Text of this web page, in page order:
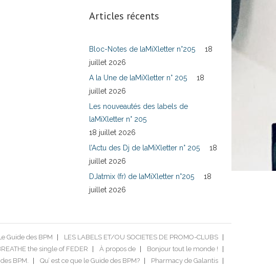
Articles récents
Bloc-Notes de laMiXletter n°205
18
juillet 2026
A la Une de laMiXletter n° 205
18
juillet 2026
Les nouveautés des labels de
laMiXletter n° 205
18 juillet 2026
l’Actu des Dj de laMiXletter n° 205
18
juillet 2026
DJatmix (fr) de laMiXletter n°205
18
juillet 2026
Guide des BPM
LES LABELS ET/OU SOCIETES DE PROMO-CLUBS
the single of FEDER À propos de
Bonjour tout le monde !
BPM. Qu’ est ce que le Guide des BPM?
Pharmacy de Galantis